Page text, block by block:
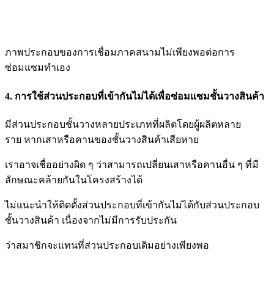
ภาพประกอบของการเชื่อมภาคสนามไม่เพียงพอต่อการ
ซ่อมแซมทำเอง
4. การใช้ส่วนประกอบที่เข้ากันไม่ได้เพื่อซ่อมแซมชั้นวางสินค้า
มีส่วนประกอบชั้นวางหลายประเภทที่ผลิตโดยผู้ผลิตหลาย
ราย หากเสาหรือคานของชั้นวางสินค้าเสียหาย
เราอาจเชื่ออย่างผิด ๆ ว่าสามารถเปลี่ยนเสาหรือคานอื่น ๆ ที่มี
ลักษณะคล้ายกันในโครงสร้างได้
ไม่แนะนำให้ติดตั้งส่วนประกอบที่เข้ากันไม่ได้กับส่วนประกอบ
ชั้นวางสินค้า เนื่องจากไม่มีการรับประกัน
ว่าสมาชิกจะแทนที่ส่วนประกอบเดิมอย่างเพียงพอ